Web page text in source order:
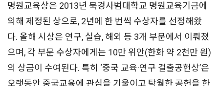
명원교육상은 2013년 북경사범대학교 명원교육기금에
의해 제정된 상으로, 2년에 한 번씩 수상자를 선정해왔
다. 올해 시상은 연구, 실습, 해외 등 3개 부문에서 이뤄졌
으며, 각 부문 수상자에게는 10만 위안(한화 약 2천만 원)
의 상금이 수여된다. 특히 ‘중국 교육·연구 걸출공헌상’은
오랫동안 중국교육에 관심을 기울이고 탁월한 공헌을 한